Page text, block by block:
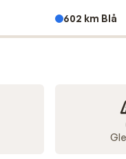
skiområde. De
ski mellem de syv
602 km Blå